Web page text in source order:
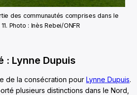
des communautés comprises dans le
Photo : Inès Rebei/ONFR
: Lynne Dupuis
de la consécration pour Lynne Dupuis.
plusieurs distinctions dans le Nord,